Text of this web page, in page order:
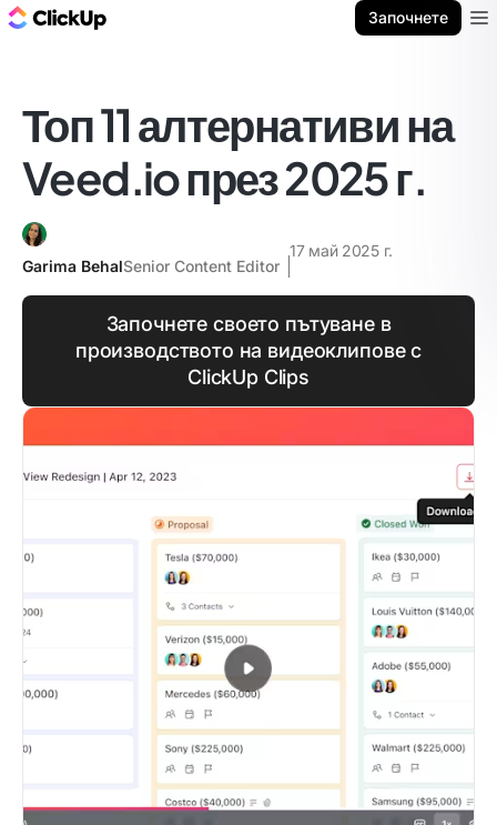
Започнете
Топ 11 алтернативи на
Veed.io през 2025 г.
Garima BehalSenior Content Editor
17 май 2025 г.
Започнете своето пътуване в
производството на видеоклипове с
ClickUp Clips